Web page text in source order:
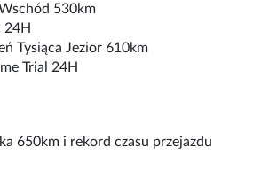
530km
24H
Tysiąca Jezior 610km
Trial 24H
650km i rekord czasu przejazdu